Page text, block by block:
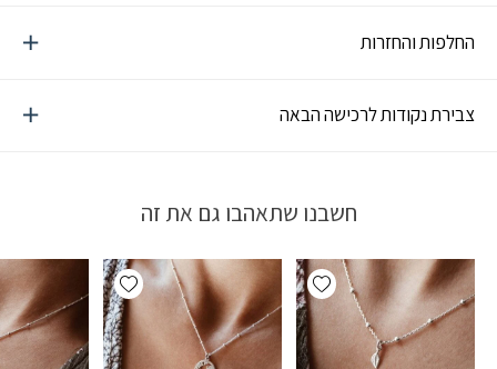
החלפות והחזרות
צבירת נקודות לרכישה הבאה
חשבנו שתאהבו גם את זה
Add wishlist
Add wishlist